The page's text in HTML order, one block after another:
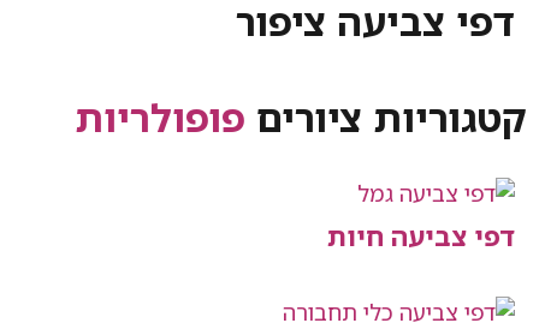
ציפור
ציוריםפופולריות
חיות